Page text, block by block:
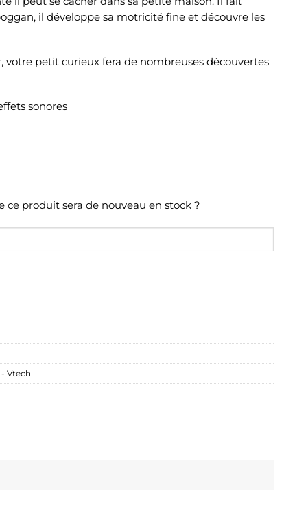
il développe sa motricité fine et découvre les
votre petit curieux fera de nombreuses découvertes
sonores
ce produit sera de nouveau en stock ?
- Vtech